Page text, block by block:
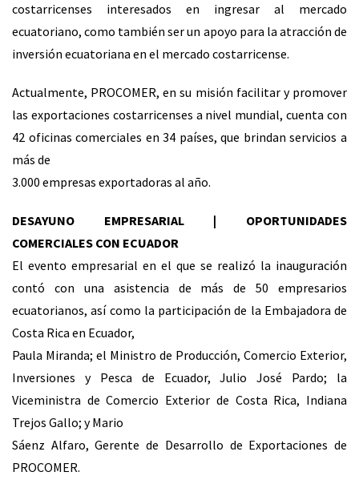
costarricenses interesados en ingresar al mercado
ecuatoriano, como también ser un apoyo para la atracción de
inversión ecuatoriana en el mercado costarricense.
Actualmente, PROCOMER, en su misión facilitar y promover
las exportaciones costarricenses a nivel mundial, cuenta con
42 oficinas comerciales en 34 países, que brindan servicios a
más de
3.000 empresas exportadoras al año.
DESAYUNO EMPRESARIAL | OPORTUNIDADES
COMERCIALES CON ECUADOR
El evento empresarial en el que se realizó la inauguración
contó con una asistencia de más de 50 empresarios
ecuatorianos, así como la participación de la Embajadora de
Costa Rica en Ecuador,
Paula Miranda; el Ministro de Producción, Comercio Exterior,
Inversiones y Pesca de Ecuador, Julio José Pardo; la
Viceministra de Comercio Exterior de Costa Rica, Indiana
Trejos Gallo; y Mario
Sáenz Alfaro, Gerente de Desarrollo de Exportaciones de
PROCOMER.